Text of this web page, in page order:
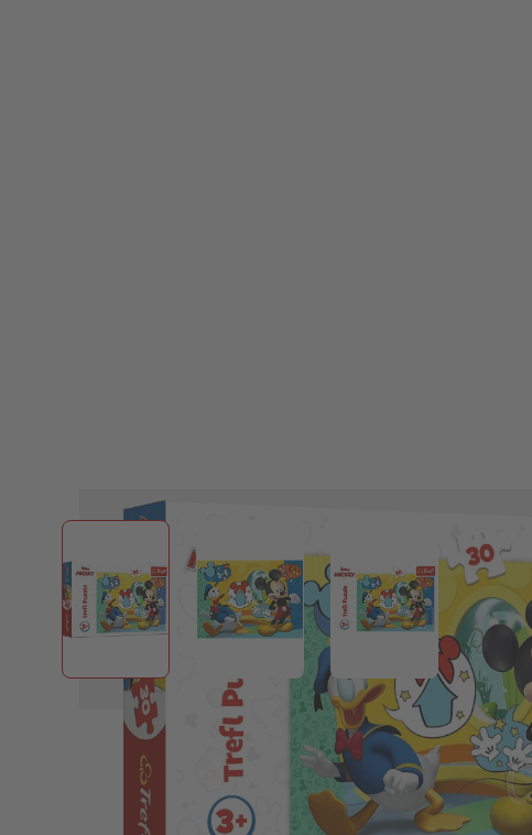
View larger imageView larger imageView larger image